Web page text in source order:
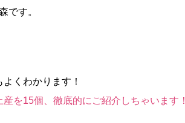
です。
くわかります！
を15個、徹底的にご紹介しちゃいます！